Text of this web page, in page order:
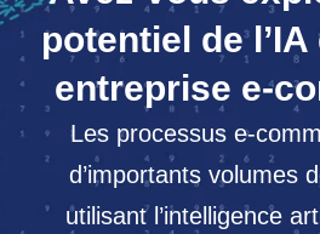
potentiel de
entreprise e-
Les processus e-
d’importants volumes
utilisant l’intelligence